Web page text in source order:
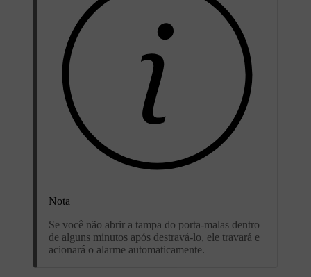
Nota
Se você não abrir a tampa do porta-malas dentro
de alguns minutos após destravá-lo, ele travará e
acionará o alarme automaticamente.